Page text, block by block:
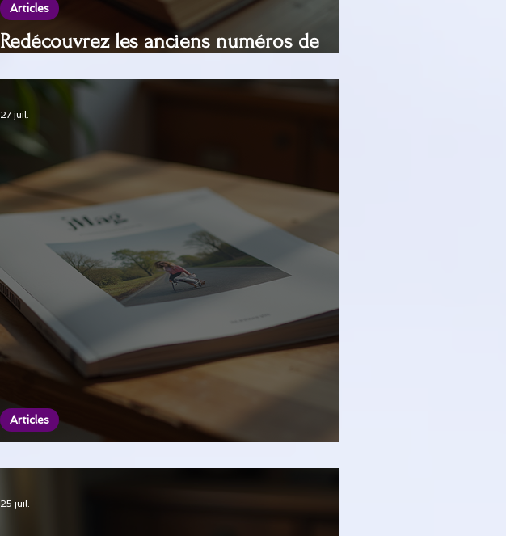
Redécouvrez les anciens numéros de
Articles
Articles
27 juil.
25 juil.